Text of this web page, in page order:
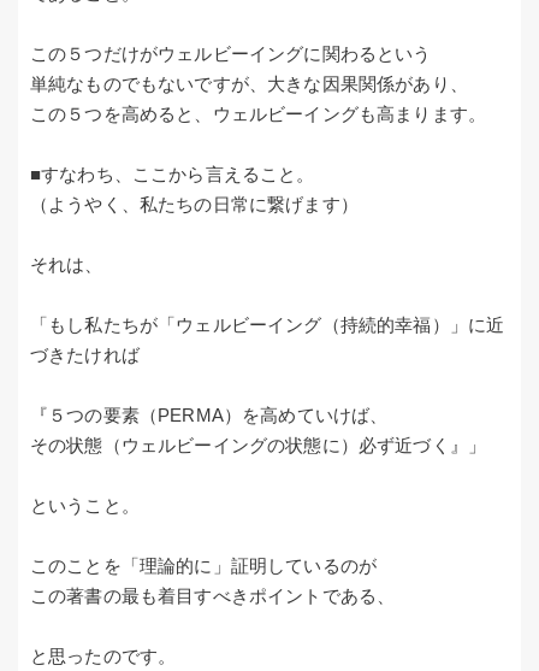
この５つだけがウェルビーイングに関わるという
単純なものでもないですが、大きな因果関係があり、
この５つを高めると、ウェルビーイングも高まります。
■すなわち、ここから言えること。
（ようやく、私たちの日常に繋げます）
それは、
「もし私たちが「ウェルビーイング（持続的幸福）」に近
づきたければ
『５つの要素（PERMA）を高めていけば、
その状態（ウェルビーイングの状態に）必ず近づく』」
ということ。
このことを「理論的に」証明しているのが
この著書の最も着目すべきポイントである、
と思ったのです。